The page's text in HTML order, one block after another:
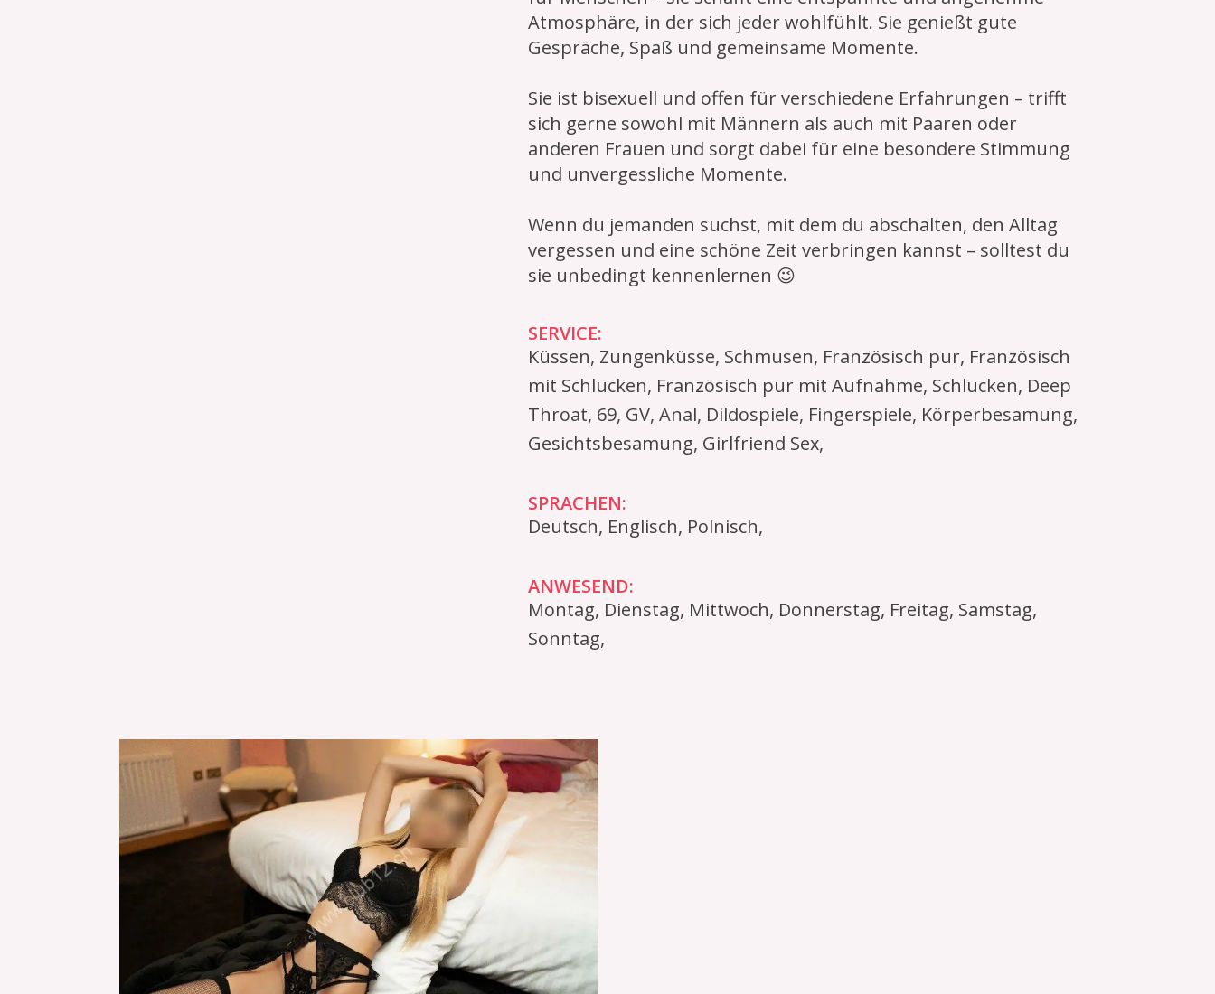
Atmosphäre, in der sich jeder wohlfühlt. Sie genießt gute
Gespräche, Spaß und gemeinsame Momente.
Sie ist bisexuell und offen für verschiedene Erfahrungen – trifft
sich gerne sowohl mit Männern als auch mit Paaren oder
anderen Frauen und sorgt dabei für eine besondere Stimmung
und unvergessliche Momente.
Wenn du jemanden suchst, mit dem du abschalten, den Alltag
vergessen und eine schöne Zeit verbringen kannst – solltest du
sie unbedingt kennenlernen 😉
SERVICE:
Küssen, Zungenküsse, Schmusen, Französisch pur, Französisch
mit Schlucken, Französisch pur mit Aufnahme, Schlucken, Deep
Throat, 69, GV, Anal, Dildospiele, Fingerspiele, Körperbesamung,
Gesichtsbesamung, Girlfriend Sex,
SPRACHEN:
Deutsch, Englisch, Polnisch,
ANWESEND:
Montag, Dienstag, Mittwoch, Donnerstag, Freitag, Samstag,
Sonntag,